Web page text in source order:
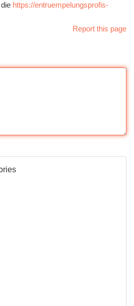
https://entruempelungsprofis-
Report this page